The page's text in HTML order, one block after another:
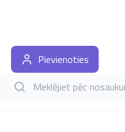
Meklēt grāmatas pēc
Pievienoties